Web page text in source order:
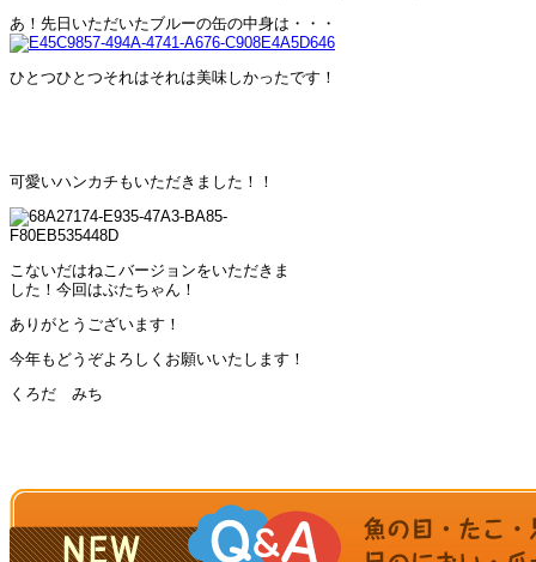
あ！先日いただいたブルーの缶の中身は・・・
ひとつひとつそれはそれは美味しかったです！
可愛いハンカチもいただきました！！
こないだはねこバージョンをいただきま
した！今回はぶたちゃん！
ありがとうございます！
今年もどうぞよろしくお願いいたします！
くろだ みち